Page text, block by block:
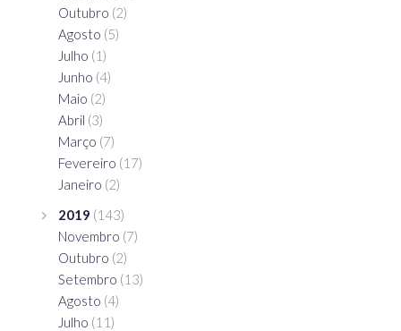
Outubro (2)
Agosto (5)
Julho (1)
Junho (4)
Maio (2)
Abril (3)
Março (7)
Fevereiro (17)
Janeiro (2)
2019 (143)
Novembro (7)
Outubro (2)
Setembro (13)
Agosto (4)
Julho (11)